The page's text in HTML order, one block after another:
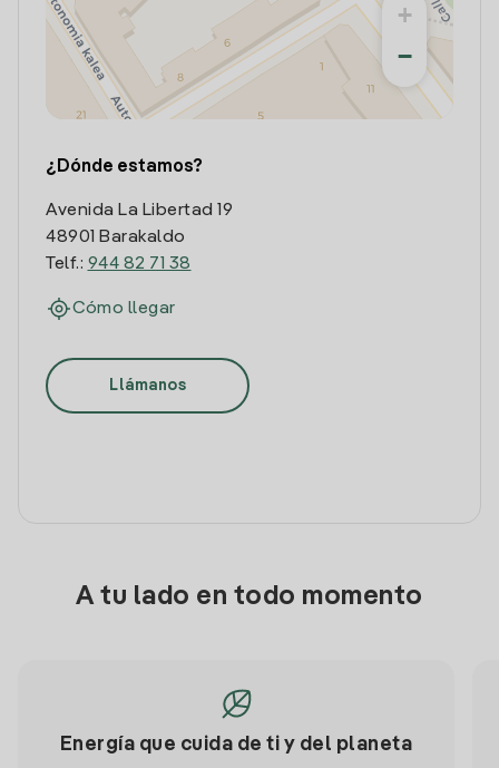
+
−
¿Dónde estamos?
Avenida La Libertad 19
48901 Barakaldo
Telf.: 944 82 71 38
Cómo llegar
Llámanos
A tu lado en todo momento
Energía que cuida de ti y del planeta